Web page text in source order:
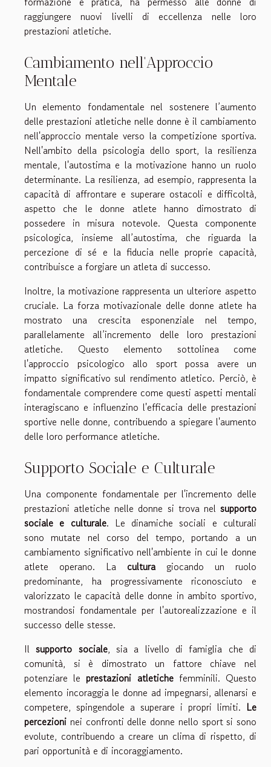
raggiungere nuovi livelli di eccellenza nelle loro
prestazioni atletiche.
Cambiamento nell'Approccio
Mentale
Un elemento fondamentale nel sostenere l’aumento
delle prestazioni atletiche nelle donne è il cambiamento
nell'approccio mentale verso la competizione sportiva.
Nell'ambito della psicologia dello sport, la resilienza
mentale, l'autostima e la motivazione hanno un ruolo
determinante. La resilienza, ad esempio, rappresenta la
capacità di affrontare e superare ostacoli e difficoltà,
aspetto che le donne atlete hanno dimostrato di
possedere in misura notevole. Questa componente
psicologica, insieme all’autostima, che riguarda la
percezione di sé e la fiducia nelle proprie capacità,
contribuisce a forgiare un atleta di successo.
Inoltre, la motivazione rappresenta un ulteriore aspetto
cruciale. La forza motivazionale delle donne atlete ha
mostrato una crescita esponenziale nel tempo,
parallelamente all’incremento delle loro prestazioni
atletiche. Questo elemento sottolinea come
l'approccio psicologico allo sport possa avere un
impatto significativo sul rendimento atletico. Perciò, è
fondamentale comprendere come questi aspetti mentali
interagiscano e influenzino l'efficacia delle prestazioni
sportive nelle donne, contribuendo a spiegare l'aumento
delle loro performance atletiche.
Supporto Sociale e Culturale
Una componente fondamentale per l'incremento delle
prestazioni atletiche nelle donne si trova nel supporto
sociale e culturale. Le dinamiche sociali e culturali
sono mutate nel corso del tempo, portando a un
cambiamento significativo nell'ambiente in cui le donne
atlete operano. La cultura giocando un ruolo
predominante, ha progressivamente riconosciuto e
valorizzato le capacità delle donne in ambito sportivo,
mostrandosi fondamentale per l'autorealizzazione e il
successo delle stesse.
Ilsupporto sociale, sia a livello di famiglia che di
comunità, si è dimostrato un fattore chiave nel
potenziare leprestazioni atletichefemminili. Questo
elemento incoraggia le donne ad impegnarsi, allenarsi e
competere, spingendole a superare i propri limiti. Le
percezioni nei confronti delle donne nello sport si sono
evolute, contribuendo a creare un clima di rispetto, di
pari opportunità e di incoraggiamento.